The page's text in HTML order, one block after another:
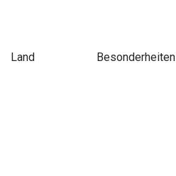
Land Besonderheiten